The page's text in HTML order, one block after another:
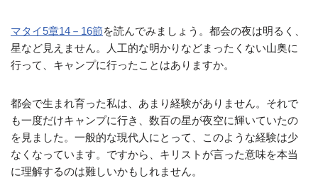
マタイ5章14－16節を読んでみましょう。都会の夜は明るく、
星など見えません。人工的な明かりなどまったくない山奥に
行って、キャンプに行ったことはありますか。
都会で生まれ育った私は、あまり経験がありません。それで
も一度だけキャンプに行き、数百の星が夜空に輝いていたの
を見ました。一般的な現代人にとって、このような経験は少
なくなっています。ですから、キリストが言った意味を本当
に理解するのは難しいかもしれません。